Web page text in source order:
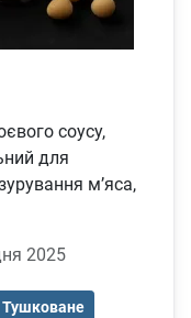
соусу,
для
м’яса,
2025
Тушковане